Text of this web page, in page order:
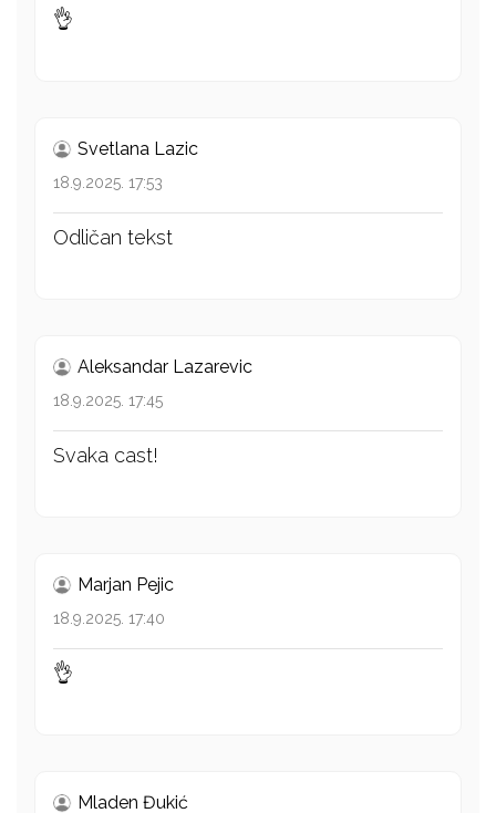
👌
Svetlana Lazic
18.9.2025. 17:53
Odličan tekst
Aleksandar Lazarevic
18.9.2025. 17:45
Svaka cast!
Marjan Pejic
18.9.2025. 17:40
👌
Mladen Đukić